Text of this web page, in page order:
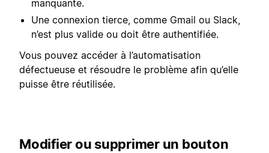
manquante.
Une connexion tierce, comme Gmail ou Slack,
n’est plus valide ou doit être authentifiée.
Vous pouvez accéder à l’automatisation
défectueuse et résoudre le problème afin qu’elle
puisse être réutilisée.
Modifier ou supprimer un bouton